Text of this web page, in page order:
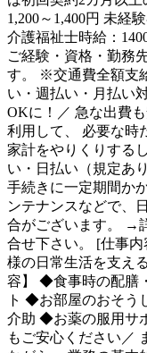
1,200～1,400円 未経
介護福祉士時給：
ご経験・資格・勤務
す。 ※交通費全額支
い・週払い・月払い
OKに！／ 急な出費
利用して、 必要な時
家計をやりくりする
い・日払い（規定あ
手続きに一定期間か
ンテナンスなどで、
合がございます。 →
合せ下さい。 [仕事
様の日常生活を支え
容】 ◆食事時の配膳
ト ◆お部屋のおそ
介助 ◆お薬の服用サ
もご安心ください／